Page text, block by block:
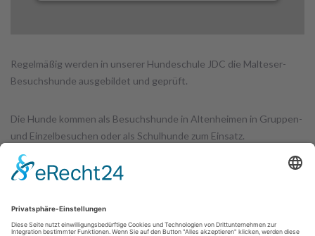
Regelmäßig werden in unserer Hundeschule JDC die Malteser-
Besuchshunde ausgebildet und geprüft.
Die Hunde kommen als Besuchshunde in Altenheimen in Gruppen-
und Einzelbesuchen oder als Schulhunde zum Einsatz.
Hier ein Fernsehbeitrag von 06/2022 über die Arbeit der Hunde mit
Ihr findet den Beitrag auch in unserer Videogalerie.